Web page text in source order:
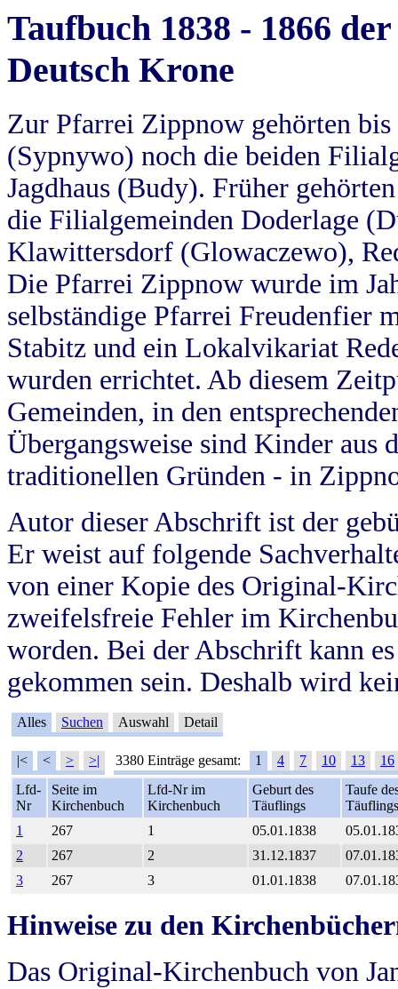
Taufbuch 1838 - 1866
Deutsch Krone
Zur Pfarrei Zippnow gehörten
(Sypnywo) noch die beiden
Jagdhaus (Budy). Früher
die Filialgemeinden Doderlage
Klawittersdorf (Glowaczewo),
Die Pfarrei Zippnow wurde im
selbständige Pfarrei Freudenfier
Stabitz und ein Lokalvikariat
wurden errichtet. Ab diesem
Gemeinden, in den
Übergangsweise sind Kinder aus
traditionellen Gründen - in
Autor dieser Abschrift ist der
Er weist auf folgende
von einer Kopie des Original-
zweifelsfreie Fehler im
worden. Bei der Abschrift kann
gekommen sein. Deshalb wird
Alles Suchen Auswahl Detail
|< < > >| 3380 Einträge gesamt: 1 4 7 10 13
16
Lfd-
Nr
Seite im
Kirchenbuch
Lfd-Nr im
Kirchenbuch
Geburt des
Täuflings
Taufe
Täuflings
1
267 1 05.01.1838
2
267 2 31.12.1837
3
267 3 01.01.1838
Hinweise zu den
Das Original-Kirchenbuch von